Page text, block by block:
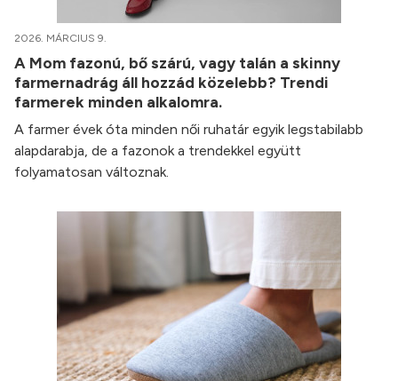
2026. MÁRCIUS 9.
A Mom fazonú, bő szárú, vagy talán a skinny
farmernadrág áll hozzád közelebb? Trendi
farmerek minden alkalomra.
A farmer évek óta minden női ruhatár egyik legstabilabb
alapdarabja, de a fazonok a trendekkel együtt
folyamatosan változnak.